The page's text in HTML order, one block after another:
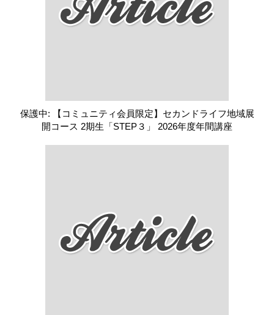
保護中: 【コミュニティ会員限定】セカンドライフ地域展
開コース 2期生「STEP３」 2026年度年間講座